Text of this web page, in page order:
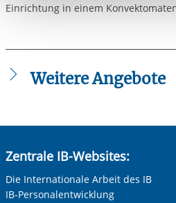
berechtigter Interessen und
Einrichtung in einem
Weitere Angebote
Zentrale IB-Websites:
Die Internationale Arbeit des IB
IB-Personalentwicklung